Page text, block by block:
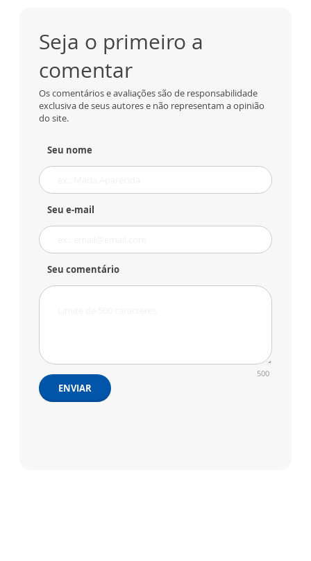
Seja o primeiro a
comentar
Os comentários e avaliações são de responsabilidade
exclusiva de seus autores e não representam a opinião
do site.
Seu nome
Seu e-mail
Seu comentário
500
ENVIAR